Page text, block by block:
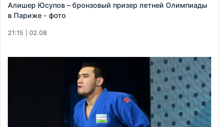
Алишер Юсупов – бронзовый призер летней Олимпиады
в Париже - фото
21:15 | 02.08